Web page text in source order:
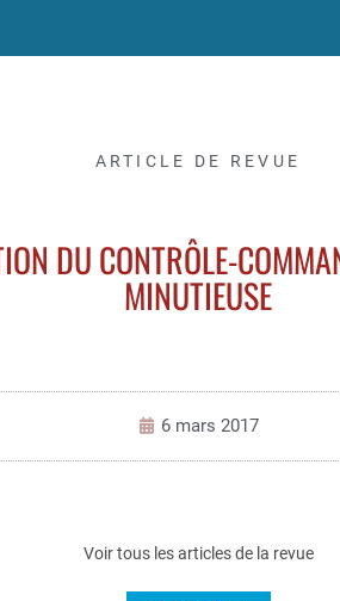
ARTICLE DE REVUE
DU CONTRÔLE-
MINUTIEUSE
6 mars 2017
Voir tous les articles de la revue